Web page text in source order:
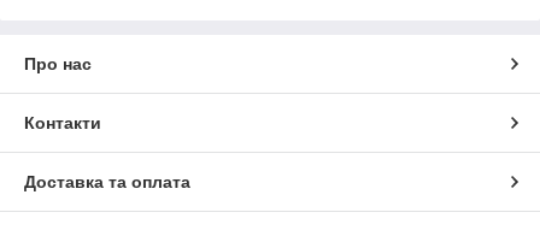
Про нас
Контакти
Доставка та оплата